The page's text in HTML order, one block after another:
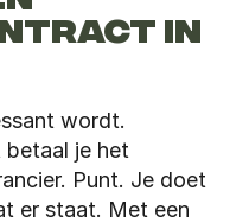
IN
wordt.
je het
Punt. Je doet
er staat. Met een